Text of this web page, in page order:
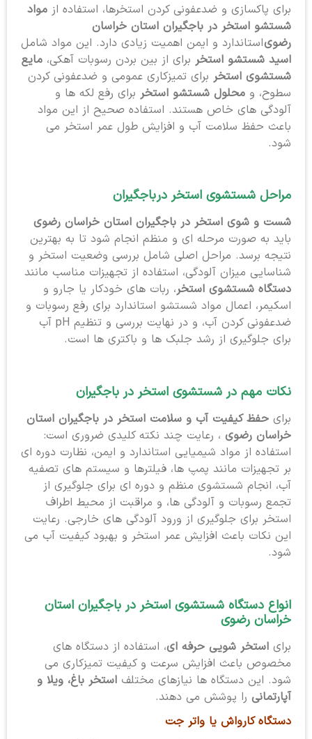
برای پاکسازی و ضدعفونی کردن استخرها، استفاده از مواد
شستشو استخر در باجگیران استان خراسان
رضویاستاندارد و ایمن اهمیت زیادی دارد. این مواد شامل
اسید شستشو استخربرای از بین بردن رسوبات آهکی، مایع
شستشوی استخربرای تمیزکاری عمومی و ضدعفونی کردن
سطوح، و محلول شستشو استخربرای رفع لکه ها و
آلودگی های خاص هستند. استفاده صحیح از این مواد
باعث حفظ سلامت آب و افزایش طول عمر استخر می
شود.
مراحل شستشوی استخر درباجگیران
شست و شوی استخر در باجگیران استان خراسان رضوی
باید به صورت مرحله ای و منظم انجام شود تا به بهترین
نتیجه برسد. مراحل اصلی شامل بررسی وضعیت استخر و
شناسایی میزان آلودگی، استفاده از تجهیزات مناسب مانند
دستگاه شستشوی استخر، ربات های خودکار یا جارو و
اسکیمر، اعمال مواد شستشو استاندارد برای رفع رسوبات و
ضدعفونی کردن آب، و در نهایت بررسی و تنظیم pH آب
برای جلوگیری از رشد جلبک ها و باکتری ها است.
نکات مهم در شستشوی استخر در باجگیران
برای حفظ کیفیت آب و سلامت استخر در باجگیران استان
خراسان رضوی ، رعایت چند نکته کلیدی ضروری است:
استفاده از مواد شیمیایی استاندارد و ایمن، نظارت دوره ای
بر تجهیزات مانند پمپ ها، فیلترها و سیستم های تصفیه
آب، انجام شستشوی منظم و دوره ای برای جلوگیری از
تجمع رسوبات و آلودگی ها، و مراقبت از محیط اطراف
استخر برای جلوگیری از ورود آلودگی های خارجی. رعایت
این نکات باعث افزایش عمر استخر و بهبود کیفیت آب می
شود.
انواع دستگاه شستشوی استخر در باجگیران استان
خراسان رضوی
برای استخر شویی حرفه ای، استفاده از دستگاه های
مخصوص باعث افزایش سرعت و کیفیت تمیزکاری می
شود. این دستگاه ها نیازهای مختلف استخر باغ، ویلا و
آپارتمانیرا پوشش می دهند.
دستگاه کارواش یا واتر جت